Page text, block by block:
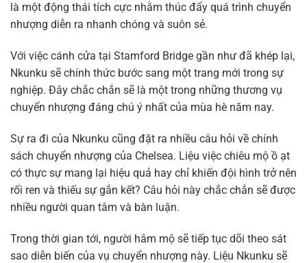
là một động thái tích cực nhằm thúc đẩy quá trình chuyển
nhượng diễn ra nhanh chóng và suôn sẻ.
Với việc cánh cửa tại Stamford Bridge gần như đã khép lại,
Nkunku sẽ chính thức bước sang một trang mới trong sự
nghiệp. Đây chắc chắn sẽ là một trong những thương vụ
chuyển nhượng đáng chú ý nhất của mùa hè năm nay.
Sự ra đi của Nkunku cũng đặt ra nhiều câu hỏi về chính
sách chuyển nhượng của Chelsea. Liệu việc chiêu mộ ồ ạt
có thực sự mang lại hiệu quả hay chỉ khiến đội hình trở nên
rối ren và thiếu sự gắn kết? Câu hỏi này chắc chắn sẽ được
nhiều người quan tâm và bàn luận.
Trong thời gian tới, người hâm mộ sẽ tiếp tục dõi theo sát
sao diễn biến của vụ chuyển nhượng này. Liệu Nkunku sẽ